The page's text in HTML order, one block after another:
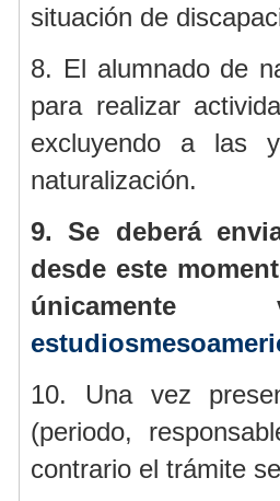
situación de
8. El alumnado de
para realizar
excluyendo a las
naturalización.
9. Se deberá
desde este
10. Una vez
(periodo,
contrario el trámite